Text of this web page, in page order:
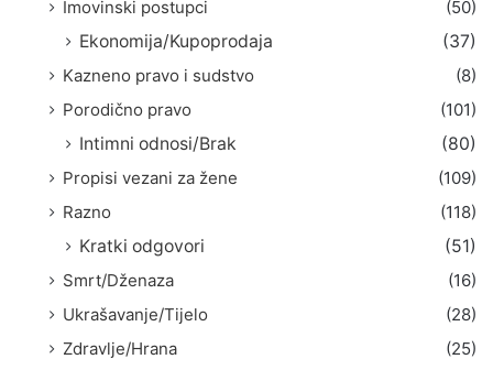
Imovinski postupci
(50)
Ekonomija/Kupoprodaja
(37)
Kazneno pravo i sudstvo
(8)
Porodično pravo
(101)
Intimni odnosi/Brak
(80)
Propisi vezani za žene
(109)
Razno
(118)
Kratki odgovori
(51)
Smrt/Dženaza
(16)
Ukrašavanje/Tijelo
(28)
Zdravlje/Hrana
(25)